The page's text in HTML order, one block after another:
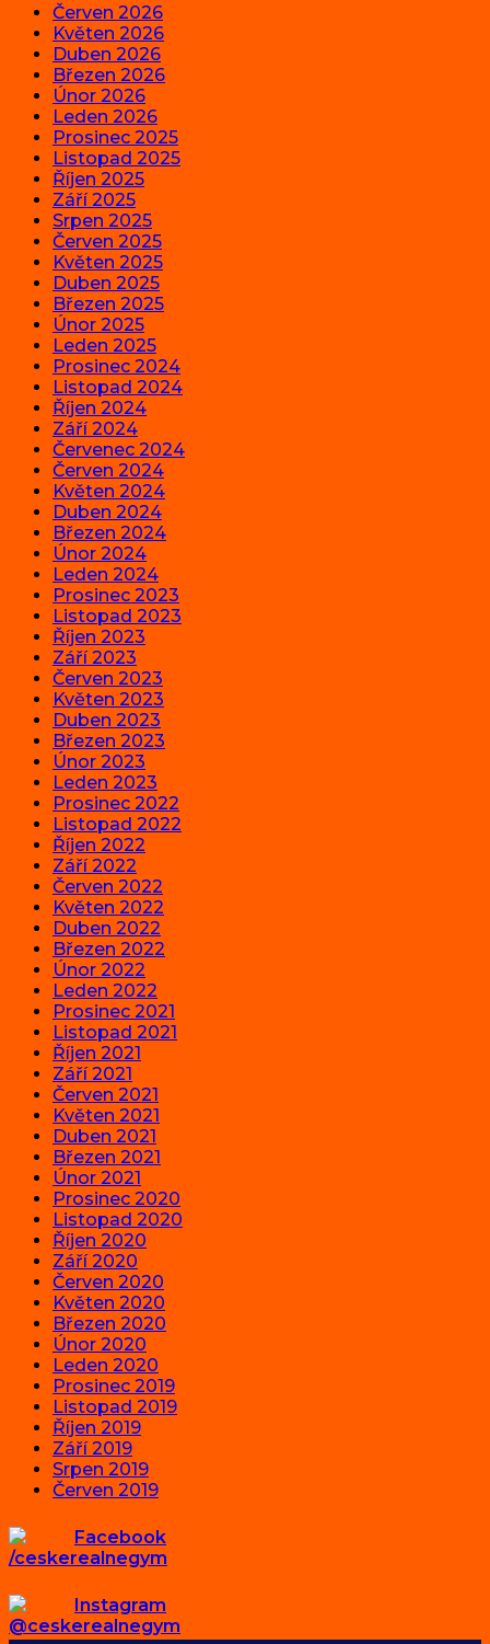
Červen 2026
Květen 2026
Duben 2026
Březen 2026
Únor 2026
Leden 2026
Prosinec 2025
Listopad 2025
Říjen 2025
Září 2025
Srpen 2025
Červen 2025
Květen 2025
Duben 2025
Březen 2025
Únor 2025
Leden 2025
Prosinec 2024
Listopad 2024
Říjen 2024
Září 2024
Červenec 2024
Červen 2024
Květen 2024
Duben 2024
Březen 2024
Únor 2024
Leden 2024
Prosinec 2023
Listopad 2023
Říjen 2023
Září 2023
Červen 2023
Květen 2023
Duben 2023
Březen 2023
Únor 2023
Leden 2023
Prosinec 2022
Listopad 2022
Říjen 2022
Září 2022
Červen 2022
Květen 2022
Duben 2022
Březen 2022
Únor 2022
Leden 2022
Prosinec 2021
Listopad 2021
Říjen 2021
Září 2021
Červen 2021
Květen 2021
Duben 2021
Březen 2021
Únor 2021
Prosinec 2020
Listopad 2020
Říjen 2020
Září 2020
Červen 2020
Květen 2020
Březen 2020
Únor 2020
Leden 2020
Prosinec 2019
Listopad 2019
Říjen 2019
Září 2019
Srpen 2019
Červen 2019
Facebook
/ceskerealnegym
Instagram
@ceskerealnegym